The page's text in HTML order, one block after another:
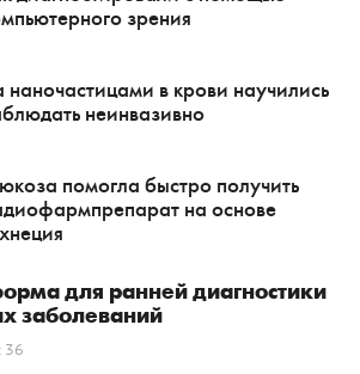
зрения
наночастицами в крови научились
неинвазивно
помогла быстро получить
на основе
для ранней диагностики
заболеваний